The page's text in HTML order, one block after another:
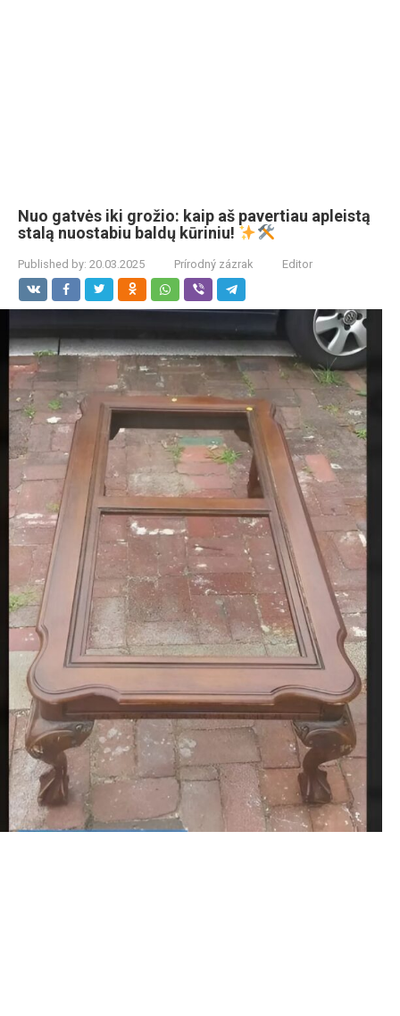
Nuo gatvės iki grožio: kaip aš pavertiau apleistą
stalą nuostabiu baldų kūriniu!
Published by: 20.03.2025 Prírodný zázrak Editor